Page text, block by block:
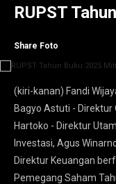
RUPST
Share Foto
(kiri-kanan) Fandi
Bagyo Astuti -
Hartoko - Direktur
Investasi, Agus
Direktur Keuangan
Pemegang Saham